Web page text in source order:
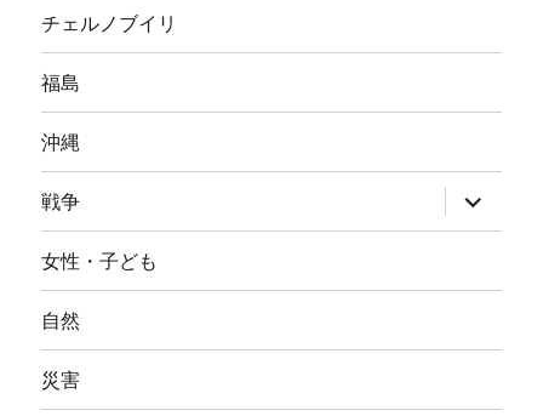
チェルノブイリ
福島
沖縄
戦争 サ
ブ
メ
ー
開
女性・子ども
自然
災害